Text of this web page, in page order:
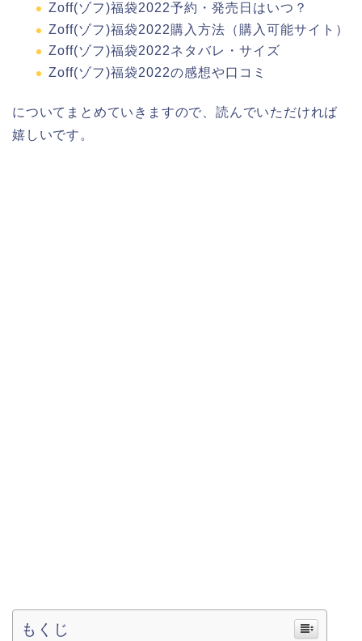
Zoff(ゾフ)福袋2022予約・発売日はいつ？
Zoff(ゾフ)福袋2022購入方法（購入可能サイト）
Zoff(ゾフ)福袋2022ネタバレ・サイズ
Zoff(ゾフ)福袋2022の感想や口コミ
についてまとめていきますので、読んでいただければ
嬉しいです。
もくじ